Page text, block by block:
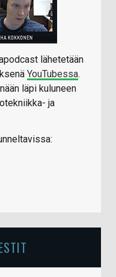
lähetetään
YouTubessa.
läpi kuluneen
ja